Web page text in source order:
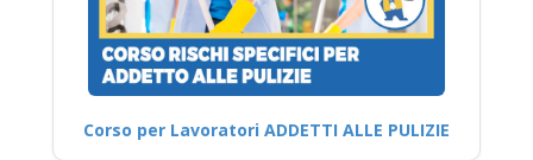
Corso per Lavoratori ADDETTI ALLE PULIZIE